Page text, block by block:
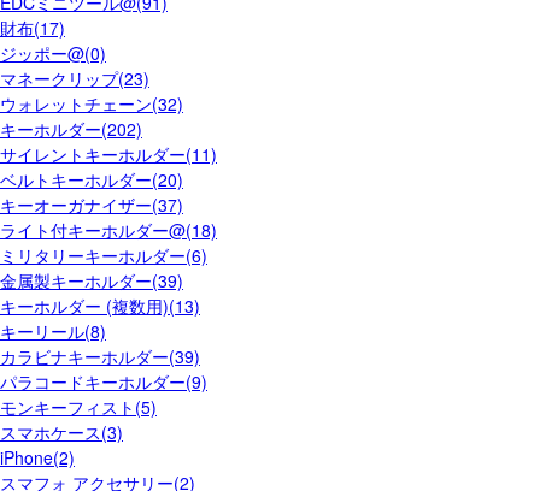
財布(17)
ジッポー@(0)
マネークリップ(23)
ウォレットチェーン(32)
キーホルダー(202)
サイレントキーホルダー(11)
ベルトキーホルダー(20)
キーオーガナイザー(37)
ライト付キーホルダー@(18)
ミリタリーキーホルダー(6)
金属製キーホルダー(39)
キーホルダー (複数用)(13)
キーリール(8)
カラビナキーホルダー(39)
パラコードキーホルダー(9)
モンキーフィスト(5)
スマホケース(3)
iPhone(2)
スマフォ アクセサリー(2)